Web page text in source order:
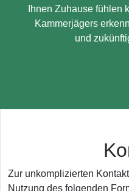
Ihnen Zuhause fühlen
Kammerjägers
und
Zur unkomplizierten
Nutzung des folgenden